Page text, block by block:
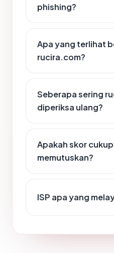
phishing?
Apa yang terlihat
rucira.com?
Seberapa sering
diperiksa ulang?
Apakah skor
memutuskan?
ISP apa yang